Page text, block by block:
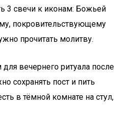
3 свечи к иконам: Божьей
покровительствующему
прочитать молитву.
вечернего ритуала после
сохранять пост и пить
в тёмной комнате на стул,